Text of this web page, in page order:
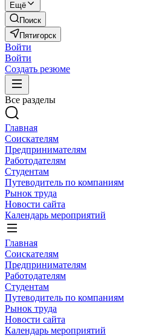
Ещё
Поиск
Пятигорск
Войти
Войти
Создать резюме
Все разделы
Главная
Соискателям
Предпринимателям
Работодателям
Студентам
Путеводитель по компаниям
Рынок труда
Новости сайта
Календарь мероприятий
Главная
Соискателям
Предпринимателям
Работодателям
Студентам
Путеводитель по компаниям
Рынок труда
Новости сайта
Календарь мероприятий